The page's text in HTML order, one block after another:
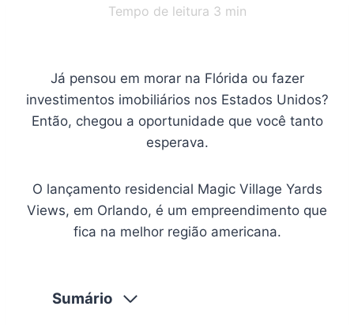
Tempo de leitura 3 min
Já pensou em morar na Flórida ou fazer
investimentos imobiliários nos Estados Unidos?
Então, chegou a oportunidade que você tanto
esperava.
O lançamento residencial Magic Village Yards
Views, em Orlando, é um empreendimento que
fica na melhor região americana.
Sumário